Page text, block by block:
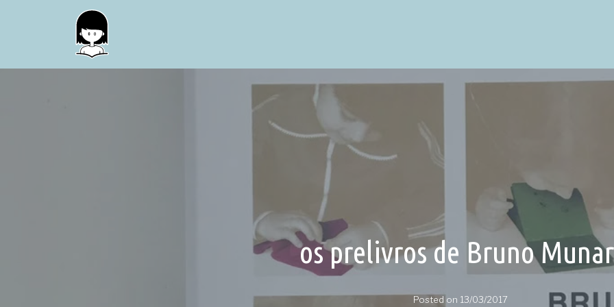
os prelivros de Bruno
Posted on 13/03/2017